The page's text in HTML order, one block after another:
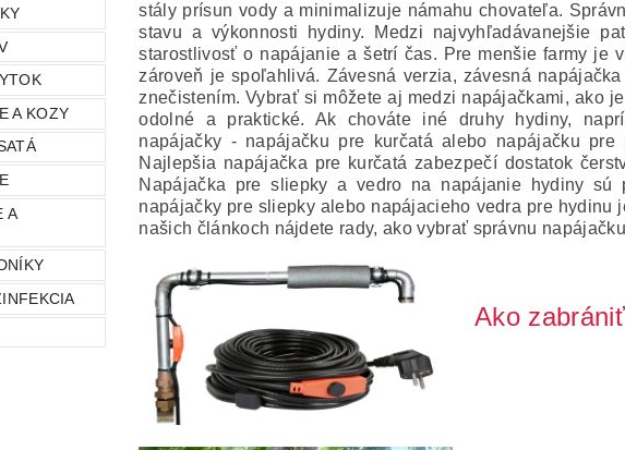
A KOZY
A
stály prísun vody a minimalizuje námahu chovateľa.
stavu a výkonnosti hydiny. Medzi najvyhľadávanejšie
starostlivosť o napájanie a šetrí čas. Pre menšie farmy je
zároveň je spoľahlivá. Závesná verzia, závesná
znečistením. Vybrať si môžete aj medzi napájačkami, ako
odolné a praktické. Ak chováte iné druhy hydiny,
napájačky - napájačku pre kurčatá alebo napájačku
Najlepšia napájačka pre kurčatá zabezpečí dostatok
Napájačka pre sliepky a vedro na napájanie hydiny sú
napájačky pre sliepky alebo napájacieho vedra pre
našich článkoch nájdete rady, ako vybrať správnu
Ako